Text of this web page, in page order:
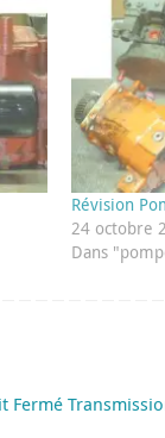
Révision
24 octobre
Dans
Fermé